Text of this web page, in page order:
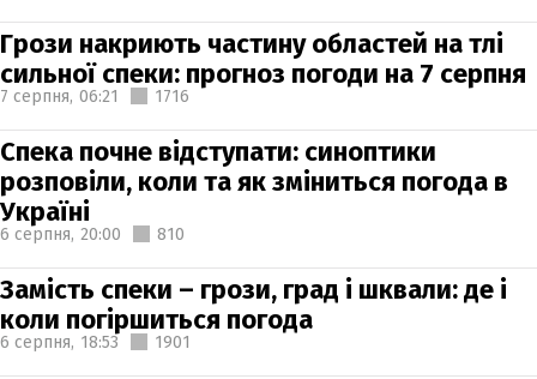
Грози накриють частину областей на тлі
сильної спеки: прогноз погоди на 7 серпня
7 серпня, 06:21 1716
Спека почне відступати: синоптики
розповіли, коли та як зміниться погода в
Україні
6 серпня, 20:00 810
Замість спеки – грози, град і шквали: де і
коли погіршиться погода
6 серпня, 18:53 1901